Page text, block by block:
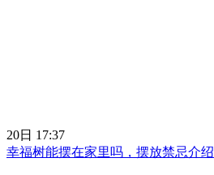
20日 17:37
幸福树能摆在家里吗，摆放禁忌介绍